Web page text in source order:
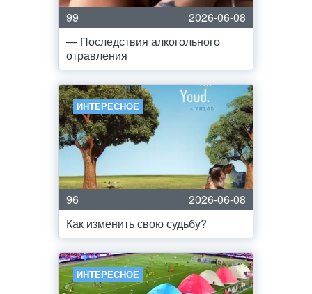
99
2026-06-08
— Последствия алкогольного
отравления
ИНТЕРЕСНОЕ
96
2026-06-08
Как изменить свою судьбу?
ИНТЕРЕСНОЕ